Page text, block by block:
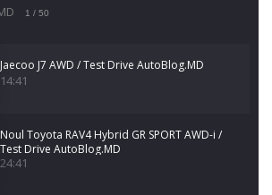
1 / 50
Jaecoo J7 AWD / Test Drive AutoBlog.MD
14:41
Noul Toyota RAV4 Hybrid GR SPORT AWD-i /
Test Drive AutoBlog.MD
24:41